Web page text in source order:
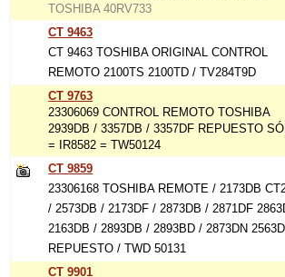
TOSHIBA 40RV733
CT 9463
CT 9463 TOSHIBA ORIGINAL CONTROL
REMOTO 2100TS 2100TD / TV284T9D
CT 9763
23306069 CONTROL REMOTO TOSHIBA
2939DB / 3357DB / 3357DF REPUESTO
= IR8582 = TW50124
CT 9859
23306168 TOSHIBA REMOTE / 2173DB
/ 2573DB / 2173DF / 2873DB / 2871DF
2163DB / 2893DB / 2893BD / 2873DN
REPUESTO / TWD 50131
CT 9901